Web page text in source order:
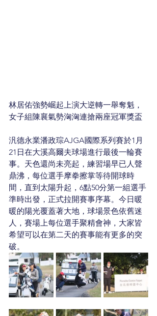
林居佑強勢崛起上演大逆轉一舉奪魁，
女子組陳襄氣勢洶洶連搶兩座冠軍獎盃
汎德永業潘政琮AJGA國際系列賽於1月
21日在大溪高爾夫球場進行最後一輪賽
事。天色還尚未亮起，練習場早已人聲
鼎沸，每位選手摩拳擦掌等待開球時
間，直到太陽升起，6點50分第一組選手
準時出發，正式拉開賽事序幕。今日暖
暖的陽光覆蓋著大地，球場景色依舊迷
人，賽場上每位選手聚精會神，大家皆
希望可以在第二天的賽事能有更多的突
破。